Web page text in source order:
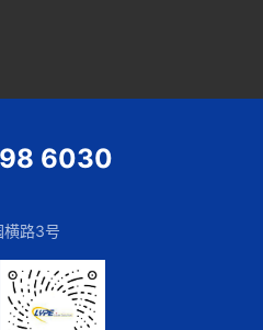
6030
横路3号